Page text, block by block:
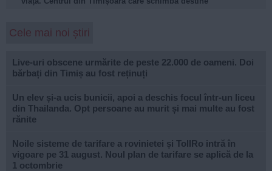
Cele mai noi știri
Live-uri obscene urmărite de peste 22.000 de oameni. Doi
bărbați din Timiș au fost reținuți
Un elev și-a ucis bunicii, apoi a deschis focul într-un liceu
din Thailanda. Opt persoane au murit și mai multe au fost
rănite
Noile sisteme de tarifare a rovinietei și TollRo intră în
vigoare pe 31 august. Noul plan de tarifare se aplică de la
1 octombrie